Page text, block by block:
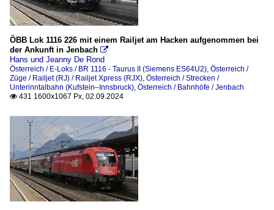
ÖBB Lok 1116 226 mit einem Railjet am Hacken aufgenommen bei
der Ankunft in Jenbach 
Hans und Jeanny De Rond
Österreich / E-Loks / BR 1116 - Taurus II (Siemens ES64U2) Österreich /
Züge / Railjet (RJ) / Railjet Xpress (RJX) Österreich / Strecken /
Unterinntalbahn (Kufstein–Innsbruck) Österreich / Bahnhöfe / Jenbach
 431 1600x1067 Px, 02.09.2024